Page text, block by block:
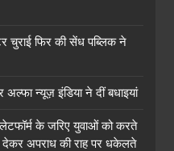
चुराई फिर की सेंध पब्लिक ने
न्यूज़ इंडिया ने दीं बधाइयां
प्लेटफॉर्म के जरिए युवाओं को करते
देकर अपराध की राह पर धकेलते